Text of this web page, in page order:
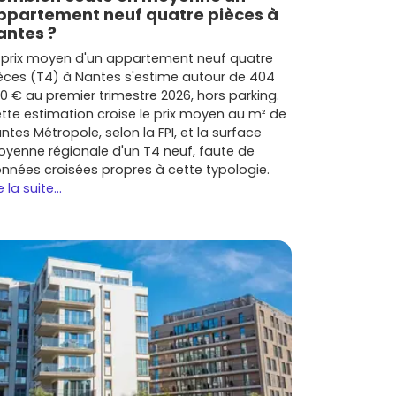
neuf quatre pièces à
?
prix moyen d'un appartement neuf quatre
(T4) à Nantes s'estime autour de 404
€ au premier trimestre 2026, hors parking.
estimation croise le prix moyen au m² de
Métropole, selon la FPI, et la surface
régionale d'un T4 neuf, faute de
croisées propres à cette typologie.
la suite...